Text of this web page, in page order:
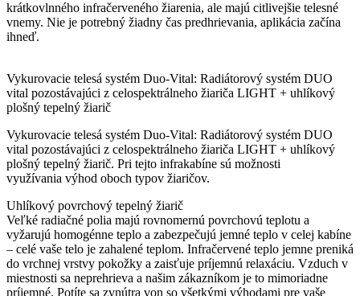
krátkovlnného infračerveného žiarenia, ale majú citlivejšie telesné
vnemy. Nie je potrebný žiadny čas predhrievania, aplikácia začína
ihneď.
Vykurovacie telesá systém Duo-Vital: Radiátorový systém DUO
vital pozostávajúci z celospektrálneho žiariča LIGHT + uhlíkový
plošný tepelný žiarič
Vykurovacie telesá systém Duo-Vital: Radiátorový systém DUO
vital pozostávajúci z celospektrálneho žiariča LIGHT + uhlíkový
plošný tepelný žiarič. Pri tejto infrakabíne sú možnosti
využívania výhod oboch typov žiaričov.
Uhlíkový povrchový tepelný žiarič
Veľké radiačné polia majú rovnomernú povrchovú teplotu a
vyžarujú homogénne teplo a zabezpečujú jemné teplo v celej kabíne
– celé vaše telo je zahalené teplom. Infračervené teplo jemne preniká
do vrchnej vrstvy pokožky a zaisťuje príjemnú relaxáciu. Vzduch v
miestnosti sa neprehrieva a našim zákazníkom je to mimoriadne
príjemné. Potíte sa zvnútra von so všetkými výhodami pre vaše